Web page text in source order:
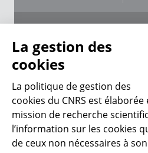
CNRS Le
©
La gestion des
cookies
La politique de gestion des
cookies du CNRS est
mission de recherche
l’information sur les cookies
de ceux non nécessaires à